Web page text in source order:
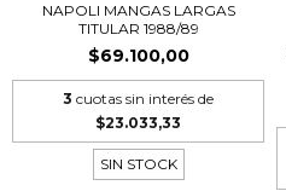
NAPOLI MANGAS LARGAS
TITULAR 1988/89
$69.100,00
3 cuotas sin interés de
$23.033,33
SIN STOCK